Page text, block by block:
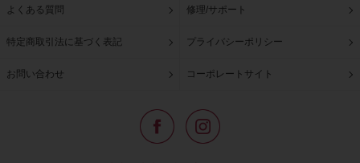
よくある質問 修理/サポート
特定商取引法に基づく表記 プライバシーポリシー
お問い合わせ コーポレートサイト